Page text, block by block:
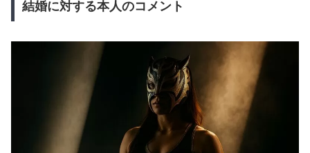
結婚に対する本人のコメント